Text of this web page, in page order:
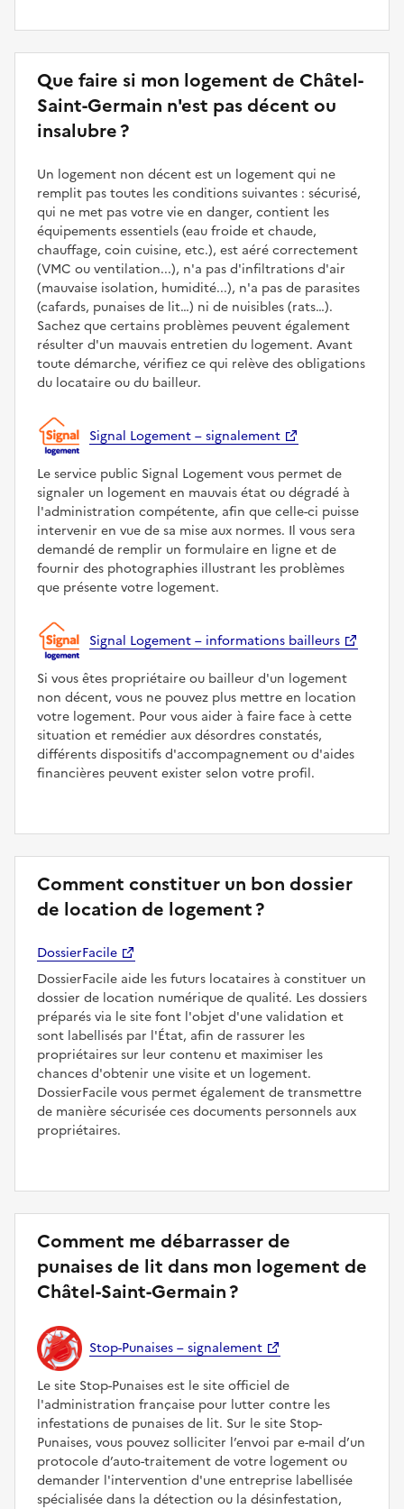
Que faire si mon logement de Châtel-
Saint-Germain n'est pas décent ou
insalubre ?
Un logement non décent est un logement qui ne
remplit pas toutes les conditions suivantes : sécurisé,
qui ne met pas votre vie en danger, contient les
équipements essentiels (eau froide et chaude,
chauffage, coin cuisine, etc.), est aéré correctement
(VMC ou ventilation...), n'a pas d'infiltrations d'air
(mauvaise isolation, humidité...), n'a pas de parasites
(cafards, punaises de lit…) ni de nuisibles (rats…).
Sachez que certains problèmes peuvent également
résulter d'un mauvais entretien du logement. Avant
toute démarche, vérifiez ce qui relève des obligations
du locataire ou du bailleur.
Signal Logement – signalement
Le service public Signal Logement vous permet de
signaler un logement en mauvais état ou dégradé à
l'administration compétente, afin que celle-ci puisse
intervenir en vue de sa mise aux normes. Il vous sera
demandé de remplir un formulaire en ligne et de
fournir des photographies illustrant les problèmes
que présente votre logement.
Signal Logement – informations bailleurs
Si vous êtes propriétaire ou bailleur d'un logement
non décent, vous ne pouvez plus mettre en location
votre logement. Pour vous aider à faire face à cette
situation et remédier aux désordres constatés,
différents dispositifs d'accompagnement ou d'aides
financières peuvent exister selon votre profil.
Comment constituer un bon dossier
de location de logement ?
DossierFacile
DossierFacile aide les futurs locataires à constituer un
dossier de location numérique de qualité. Les dossiers
préparés via le site font l'objet d'une validation et
sont labellisés par l'État, afin de rassurer les
propriétaires sur leur contenu et maximiser les
chances d'obtenir une visite et un logement.
DossierFacile vous permet également de transmettre
de manière sécurisée ces documents personnels aux
propriétaires.
Comment me débarrasser de
punaises de lit dans mon logement de
Châtel-Saint-Germain ?
Stop-Punaises – signalement
Le site Stop-Punaises est le site officiel de
l'administration française pour lutter contre les
infestations de punaises de lit. Sur le site Stop-
Punaises, vous pouvez solliciter l’envoi par e-mail d’un
protocole d’auto-traitement de votre logement ou
demander l'intervention d'une entreprise labellisée
spécialisée dans la détection ou la désinfestation,